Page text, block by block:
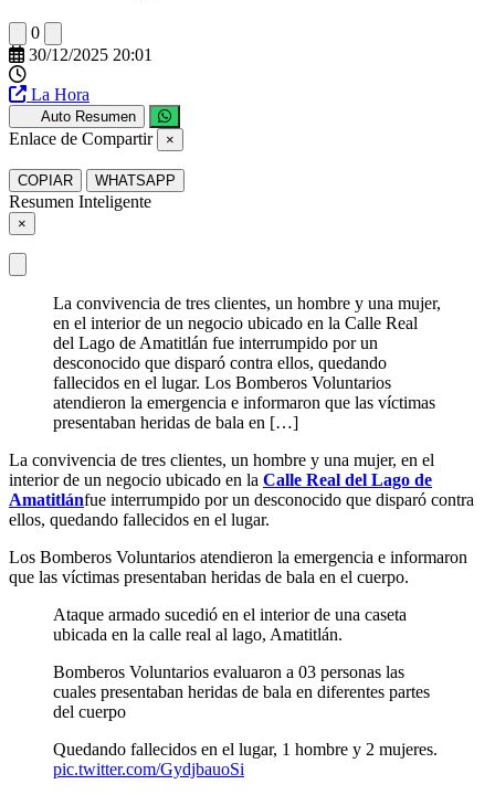
0
30/12/2025 20:01
La Hora
Auto Resumen
Enlace de Compartir ×
COPIAR WHATSAPP
Resumen Inteligente
×
La convivencia de tres clientes, un hombre y una mujer,
en el interior de un negocio ubicado en la Calle Real
del Lago de Amatitlán fue interrumpido por un
desconocido que disparó contra ellos, quedando
fallecidos en el lugar. Los Bomberos Voluntarios
atendieron la emergencia e informaron que las víctimas
presentaban heridas de bala en […]
La convivencia de tres clientes, un hombre y una mujer, en el
interior de un negocio ubicado en la Calle Real del Lago de
Amatitlánfue interrumpido por un desconocido que disparó contra
ellos, quedando fallecidos en el lugar.
Los Bomberos Voluntarios atendieron la emergencia e informaron
que las víctimas presentaban heridas de bala en el cuerpo.
Ataque armado sucedió en el interior de una caseta
ubicada en la calle real al lago, Amatitlán.
Bomberos Voluntarios evaluaron a 03 personas las
cuales presentaban heridas de bala en diferentes partes
del cuerpo
Quedando fallecidos en el lugar, 1 hombre y 2 mujeres.
pic.twitter.com/GydjbauoSi